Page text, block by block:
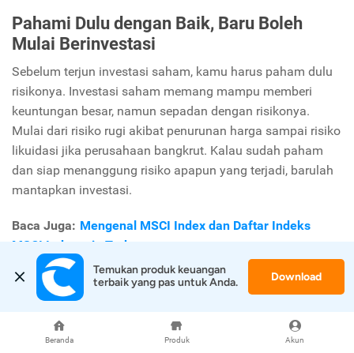
Beranda Produk Akun
Pahami Dulu dengan Baik, Baru Boleh
Mulai Berinvestasi
Sebelum terjun investasi saham, kamu harus paham dulu
risikonya. Investasi saham memang mampu memberi
keuntungan besar, namun sepadan dengan risikonya.
Mulai dari risiko rugi akibat penurunan harga sampai risiko
likuidasi jika perusahaan bangkrut. Kalau sudah paham
dan siap menanggung risiko apapun yang terjadi, barulah
mantapkan investasi.
Baca Juga: Mengenal MSCI Index dan Daftar Indeks
MSCI Indonesia Terbaru
Temukan produk keuangan
terbaik yang pas untuk Anda.
Download